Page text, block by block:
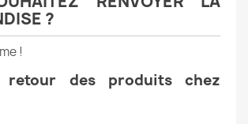
?
!
retour des produits chez